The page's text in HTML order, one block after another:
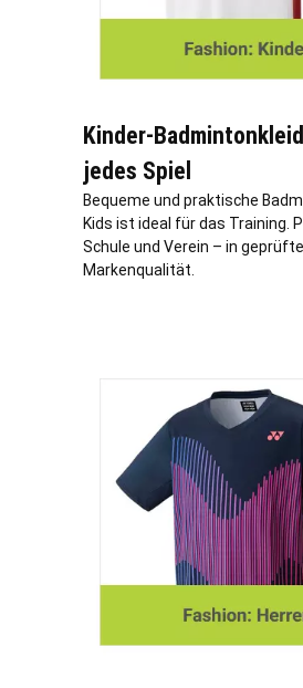
Kinder-
jedes Spiel
Bequeme und praktische
Kids ist ideal für das Training.
Schule und Verein – in
Markenqualität.